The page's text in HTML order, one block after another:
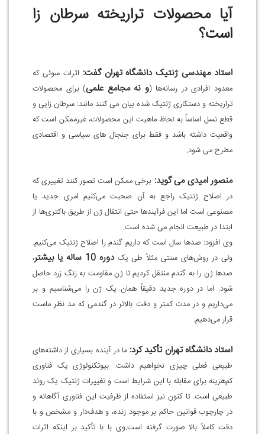
آیا محصولات تراریخته سرطان زا
است؟
استاد مهندسی ژنتیک دانشگاه تهران گفت: اثرات سوئی که
معدود افرادی در رسانه‌ها (و نه مجامع علمی) برای محصولات
تراریخته و دستکاری ژنتیک شده بیان می کنند مانند: سرطان زایی و
قطع نسل اساساً به لحاظ ماهیت این محصولات، غیرممکن است که
واقعیت داشته باشد و فقط برای جنجال های سیاسی و اقتصادی
مطرح می شود.
منصور امیدی می گوید: برخی ممکن است تصور کنند تغییری که
در اصلاح ژنتیک راجع به آن صحبت می‌کنیم امری جدید یا
مصنوعی است اما این فرآیندها حتی انتقال ژن از طریق باکتری‌ها از
ابتدا در طبیعت انجام می شده است.
وی افزود: صدها سال است که داریم گندم را اصلاح ژنتیک می‌کنیم.
ولی در روش‌های سنتی مثلاً طی یک دوره 10 ساله یا بیشتر
،
صدها ژن را به گندم منتقل کردیم تا ژن مقاومت به زنگ زرد حاصل
شود. اما در دوره جدید دقیقاً همان یک ژن را می‌شناسیم و بر
می‌داریم و در مدت کمتر و دقت بالاتر در گندمی که مد نظر ماست
قرار می‌دهیم.
استاد دانشگاه تهران تأکید کرد: ما در آینده بسیاری از داشته‌های
طبیعی‌ فعلی چیزی نخواهیم داشت. بیوتکنولوژی یک فناوری
کم‌هزینه برای مقابله با این شرایط است و تغییرات ژنتیک یک روند
طبیعی است. تا کنون نیز استفاده از ظرفیت این فناوری آگاهانه و
در چارچوب قوانین حاکم بر موجود زنده، و هدف‌دار و مشخص و با
دقت کاملاً بالا صورت گرفته است.وی با با تأکید بر اینکه اثرات